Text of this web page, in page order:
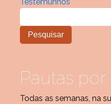
Pautas por
Todas as semanas, na